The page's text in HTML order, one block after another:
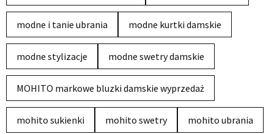
modne i tanie ubrania modne kurtki damskie
modne stylizacje modne swetry damskie
MOHITO markowe bluzki damskie wyprzedaż
mohito sukienki mohito swetry mohito ubrania